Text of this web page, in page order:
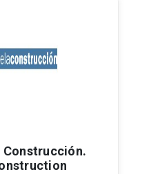
Construcción.